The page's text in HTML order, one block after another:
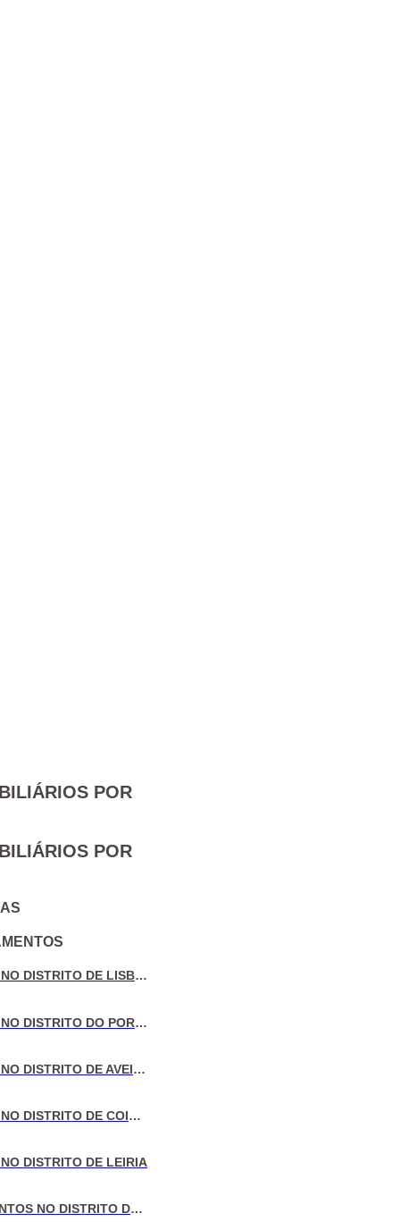
POR
POR
VENDA DE MORADIAS NO DISTRITO DE LISBOA
VENDA DE MORADIAS NO DISTRITO DO PORTO
VENDA DE MORADIAS NO DISTRITO DE AVEIRO
VENDA DE MORADIAS NO DISTRITO DE COIMBRA
DISTRITO DE LEIRIA
VENDA DE APARTAMENTOS NO DISTRITO DE LISBOA